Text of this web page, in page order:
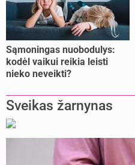
Sąmoningas nuobodulys:
kodėl vaikui reikia leisti
nieko neveikti?
Sveikas žarnynas